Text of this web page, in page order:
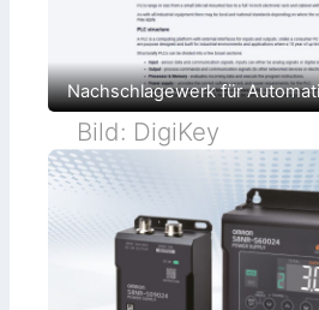
Nachschlagewerk für
Bild: DigiKey